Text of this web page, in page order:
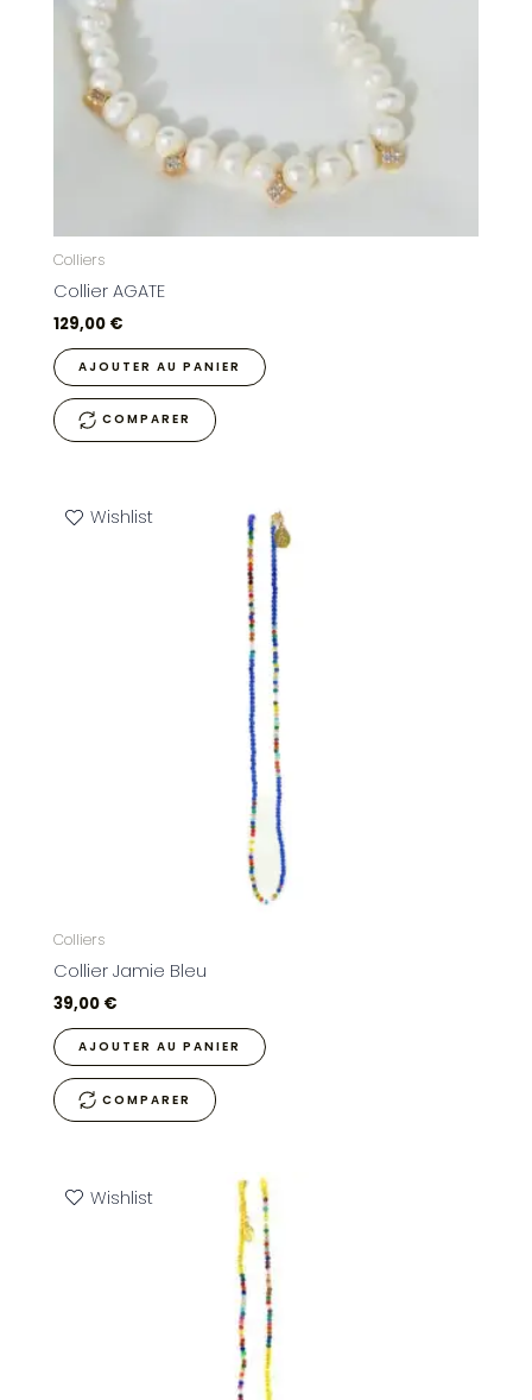
Colliers
Collier AGATE
129,00 €
AJOUTER AU PANIER
COMPARER
Wishlist
Colliers
Collier Jamie Bleu
39,00 €
AJOUTER AU PANIER
COMPARER
Wishlist